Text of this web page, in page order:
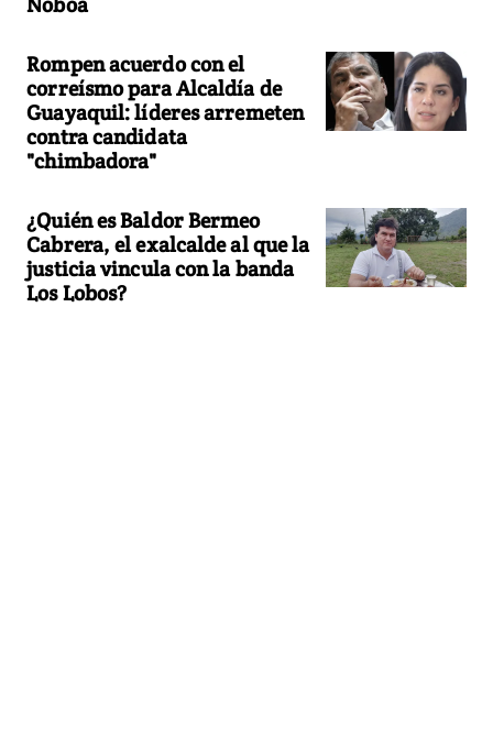
Rompen acuerdo con el
correísmo para Alcaldía de
Guayaquil: líderes arremeten
contra candidata
"chimbadora"
¿Quién es Baldor Bermeo
Cabrera, el exalcalde al que la
justicia vincula con la banda
Los Lobos?